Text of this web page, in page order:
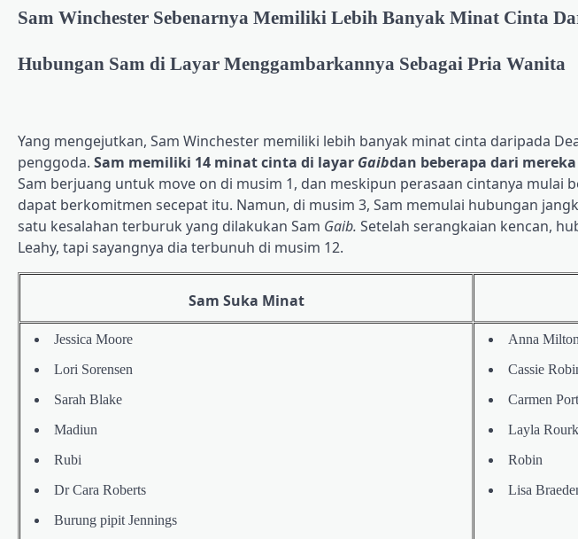
Sam Winchester Sebenarnya Memiliki Lebih Banyak Minat Cinta
Hubungan Sam di Layar Menggambarkannya Sebagai Pria Wanita
Yang mengejutkan, Sam Winchester memiliki lebih banyak minat cinta daripada
penggoda. Sam memiliki 14 minat cinta di layar Gaibdan beberapa dari
Sam berjuang untuk move on di musim 1, dan meskipun perasaan cintanya mulai
dapat berkomitmen secepat itu. Namun, di musim 3, Sam memulai hubungan
satu kesalahan terburuk yang dilakukan Sam Gaib. Setelah serangkaian kencan,
Leahy, tapi sayangnya dia terbunuh di musim 12.
Sam Suka Minat
Jessica Moore
Lori Sorensen
Sarah Blake
Madiun
Rubi
Dr Cara Roberts
Burung pipit Jennings
Anna Milton
Cassie
Carmen
Layla
Robin
Lisa